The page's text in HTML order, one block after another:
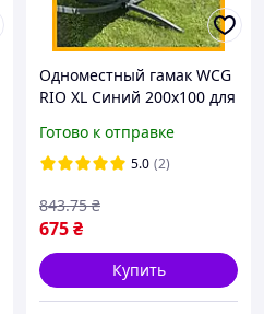
Одноместный гамак WCG
RIO XL Синий 200х100 для
дома комфортный
подвесной гамак
Готово к отправке
5.0 (2)
675₴
843.75 ₴
Купить